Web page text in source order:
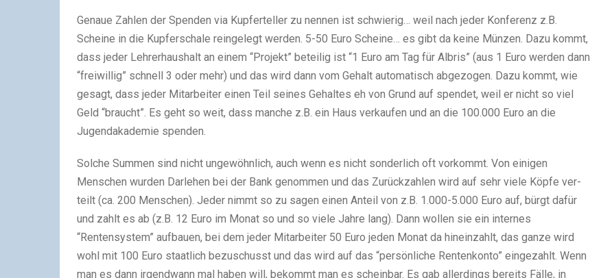
Genaue Zahlen der Spenden via Kupferteller zu nen­nen ist schwie­rig… weil nach jeder Konferenz z.B.
Scheine in die Kupferschale rein­ge­legt wer­den. 5-50 Euro Scheine… es gibt da keine Münzen. Dazu kommt,
dass jeder Lehrerhaushalt an einem “Projekt” betei­lig ist “1 Euro am Tag für Albris” (aus 1 Euro wer­den dann
“frei­wil­lig” schnell 3 oder mehr) und das wird dann vom Gehalt auto­ma­tisch abge­zo­gen. Dazu kommt, wie
gesagt, dass jeder Mitarbeiter einen Teil sei­nes Gehaltes eh von Grund auf spen­det, weil er nicht so viel
Geld “braucht”. Es geht so weit, dass man­che z.B. ein Haus ver­kau­fen und an die 100.000 Euro an die
Jugendakademie spen­den.
Solche Summen sind nicht unge­wöhn­lich, auch wenn es nicht son­der­lich oft vor­kommt. Von eini­gen
Menschen wur­den Darlehen bei der Bank genom­men und das Zurückzahlen wird auf sehr viele Köpfe ver­
teilt (ca. 200 Menschen). Jeder nimmt so zu sagen einen Anteil von z.B. 1.000-5.000 Euro auf, bürgt dafür
und zahlt es ab (z.B. 12 Euro im Monat so und so viele Jahre lang). Dann wol­len sie ein inter­nes
“Rentensystem” auf­bauen, bei dem jeder Mitarbeiter 50 Euro jeden Monat da hin­ein­zahlt, das ganze wird
wohl mit 100 Euro staat­lich bezu­schusst und das wird auf das “per­sön­li­che Rentenkonto” ein­ge­zahlt. Wenn
man es dann irgend­wann mal haben will, bekommt man es schein­bar. Es gab aller­dings bereits Fälle, in